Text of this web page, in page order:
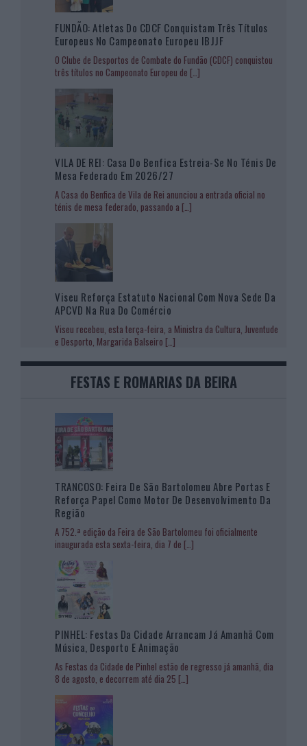
FUNDÃO: Atletas Do CDCF Conquistam Três Títulos
Europeus No Campeonato Europeu IBJJF
O Clube de Desportos de Combate do Fundão (CDCF) conquistou
três títulos no Campeonato Europeu de […]
VILA DE REI: Casa Do Benfica Estreia-Se No Ténis De
Mesa Federado Em 2026/27
A Casa do Benfica de Vila de Rei anunciou a entrada oficial no
ténis de mesa federado, passando a […]
Viseu Reforça Estatuto Nacional Com Nova Sede Da
APCVD Na Rua Do Comércio
Viseu recebeu, esta terça-feira, a Ministra da Cultura, Juventude
e Desporto, Margarida Balseiro […]
FESTAS E ROMARIAS DA BEIRA
TRANCOSO: Feira De São Bartolomeu Abre Portas E
Reforça Papel Como Motor De Desenvolvimento Da
Região
A 752.ª edição da Feira de São Bartolomeu foi oficialmente
inaugurada esta sexta-feira, dia 7 de […]
PINHEL: Festas Da Cidade Arrancam Já Amanhã Com
Música, Desporto E Animação
As Festas da Cidade de Pinhel estão de regresso já amanhã, dia
8 de agosto, e decorrem até dia 25 […]